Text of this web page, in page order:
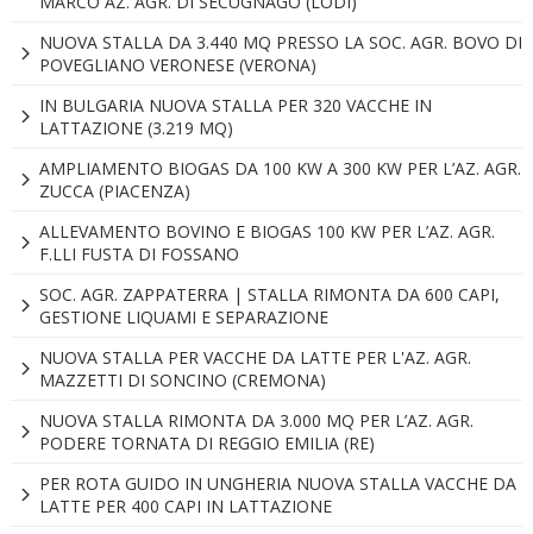
NUOVA STALLA DA 3.440 MQ PRESSO LA SOC. AGR. BOVO DI
POVEGLIANO VERONESE (VERONA)
IN BULGARIA NUOVA STALLA PER 320 VACCHE IN
LATTAZIONE (3.219 MQ)
AMPLIAMENTO BIOGAS DA 100 KW A 300 KW PER L’AZ. AGR.
ZUCCA (PIACENZA)
ALLEVAMENTO BOVINO E BIOGAS 100 KW PER L’AZ. AGR.
F.LLI FUSTA DI FOSSANO
SOC. AGR. ZAPPATERRA | STALLA RIMONTA DA 600 CAPI,
GESTIONE LIQUAMI E SEPARAZIONE
NUOVA STALLA PER VACCHE DA LATTE PER L'AZ. AGR.
MAZZETTI DI SONCINO (CREMONA)
NUOVA STALLA RIMONTA DA 3.000 MQ PER L’AZ. AGR.
PODERE TORNATA DI REGGIO EMILIA (RE)
PER ROTA GUIDO IN UNGHERIA NUOVA STALLA VACCHE DA
LATTE PER 400 CAPI IN LATTAZIONE